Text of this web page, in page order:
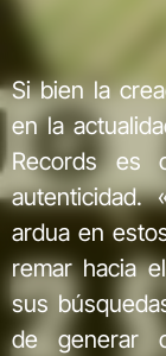
Si bien la
en la
Records es
autenticidad.
ardua en
remar hacia
sus
de generar